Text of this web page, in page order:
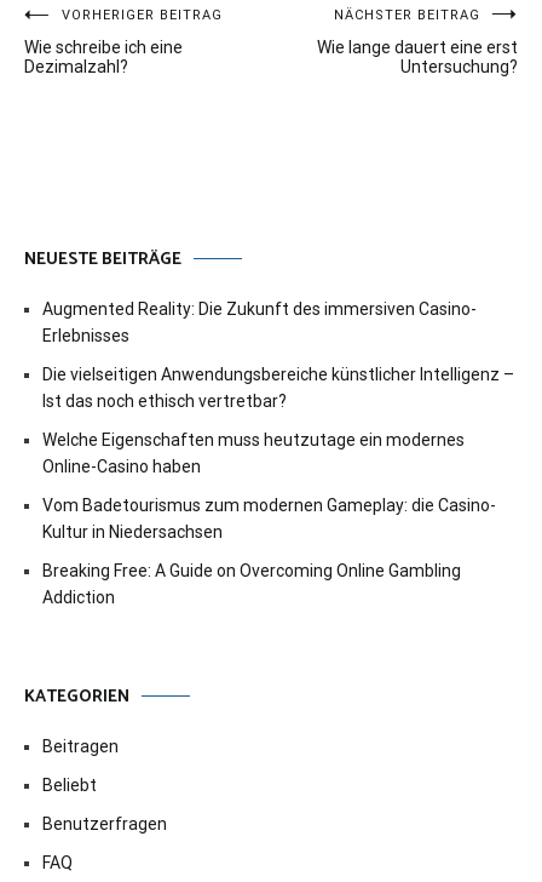
Beitragsnavigation
VORHERIGER BEITRAG
Wie schreibe ich eine
Dezimalzahl?
NÄCHSTER BEITRAG
Wie lange dauert eine erst
Untersuchung?
NEUESTE BEITRÄGE
Augmented Reality: Die Zukunft des immersiven Casino-
Erlebnisses
Die vielseitigen Anwendungsbereiche künstlicher Intelligenz –
Ist das noch ethisch vertretbar?
Welche Eigenschaften muss heutzutage ein modernes
Online-Casino haben
Vom Badetourismus zum modernen Gameplay: die Casino-
Kultur in Niedersachsen
Breaking Free: A Guide on Overcoming Online Gambling
Addiction
KATEGORIEN
Beitragen
Beliebt
Benutzerfragen
FAQ